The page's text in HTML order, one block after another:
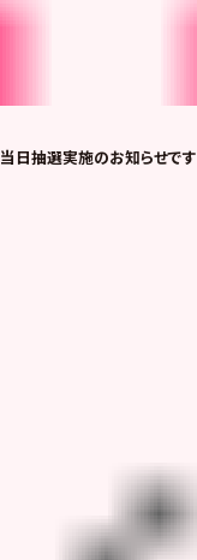
当日抽選実施のお知らせです